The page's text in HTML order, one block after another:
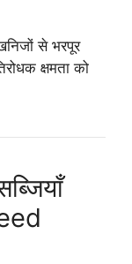
से भरपूर
क्षमता को